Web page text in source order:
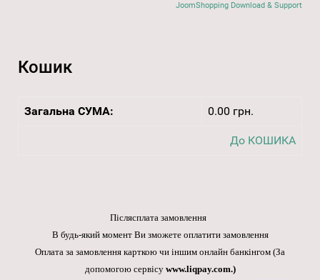
JoomShopping Download & Support
Кошик
Загальна СУМА: 0.00 грн.
До КОШИКА
Післясплата замовлення
В будь-який момент Ви зможете оплатити замовлення
Оплата за замовлення карткою чи іншим онлайн банкінгом (За
допомогою сервісу www.liqpay.com.)